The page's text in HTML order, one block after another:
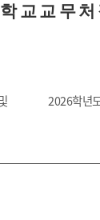
교 교 무 처
2026학년